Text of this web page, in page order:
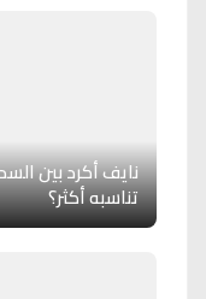
نايف أكرد بين
تناسبه أكثر؟